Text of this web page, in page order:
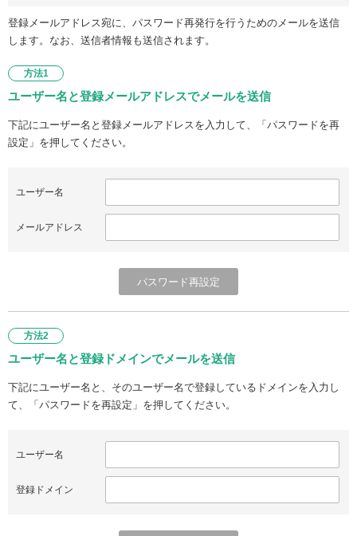
登録メールアドレス宛に、パスワード再発行を行うためのメールを送信
します。なお、送信者情報も送信されます。
方法1
ユーザー名と登録メールアドレスでメールを送信
下記にユーザー名と登録メールアドレスを入力して、「パスワードを再
設定」を押してください。
ユーザー名
メールアドレス
方法2
ユーザー名と登録ドメインでメールを送信
下記にユーザー名と、そのユーザー名で登録しているドメインを入力し
て、「パスワードを再設定」を押してください。
ユーザー名
登録ドメイン